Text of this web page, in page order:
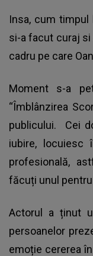
Insa, cum timpul
si-a facut curaj
cadru pe care
Moment s-a
“Îmblânzirea
publicului. Cei
iubire, locuiesc
profesională,
făcuți unul
Actorul a ținut
persoanelor
emoție cererea